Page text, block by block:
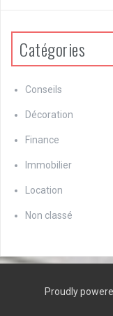
Catégories
Conseils
Décoration
Finance
Immobilier
Location
Non classé
Proudly